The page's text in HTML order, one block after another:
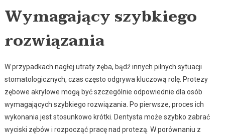
Wymagający szybkiego
rozwiązania
W przypadkach nagłej utraty zęba, bądź innych pilnych sytuacji
stomatologicznych, czas często odgrywa kluczową rolę. Protezy
zębowe akrylowe mogą być szczególnie odpowiednie dla osób
wymagających szybkiego rozwiązania. Po pierwsze, proces ich
wykonania jest stosunkowo krótki. Dentysta może szybko zabrać
wyciski zębów i rozpocząć pracę nad protezą. W porównaniu z